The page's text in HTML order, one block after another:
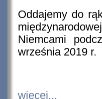
Oddajemy do
Niemcami
września 2019 r.
więcej...